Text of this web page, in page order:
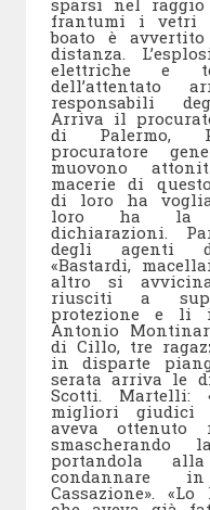
sparsi nel
frantumi i vetri
boato è
distanza.
elettriche e
responsabili
Arriva il
di Palermo,
procuratore
muovono
macerie di
di loro ha
loro ha la
dichiarazioni.
degli agenti
«Bastardi,
altro si
riusciti a
protezione e li
Antonio
di Cillo, tre
in disparte
serata arriva le
Scotti. Martelli:
migliori giudici
aveva ottenuto
portandola
condannare
Cassazione».